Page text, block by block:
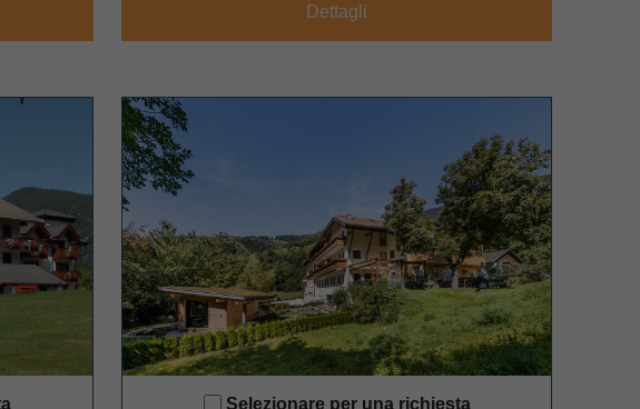
Dettagli
Selezionare per una richiesta